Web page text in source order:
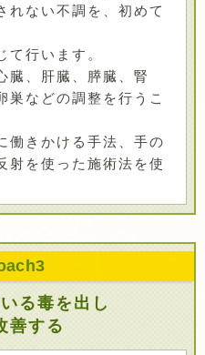
れない不調を、初めて
て行います。
臓、肝臓、膵臓、腎
巣などの調整を行うこ
働きかける手法、手の
射を使った施術法を使
3
る毒を出し
善する